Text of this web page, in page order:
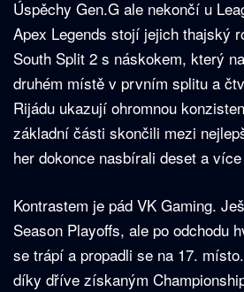
Úspěchy Gen.G ale nekončí u
Apex Legends stojí jejich thajský
South Split 2 s náskokem, který
druhém místě v prvním splitu a
Rijádu ukazují ohromnou
základní části skončili mezi
her dokonce nasbírali deset a
Kontrastem je pád VK Gaming.
Season Playoffs, ale po odchodu
se trápí a propadli se na 17.
díky dříve získaným